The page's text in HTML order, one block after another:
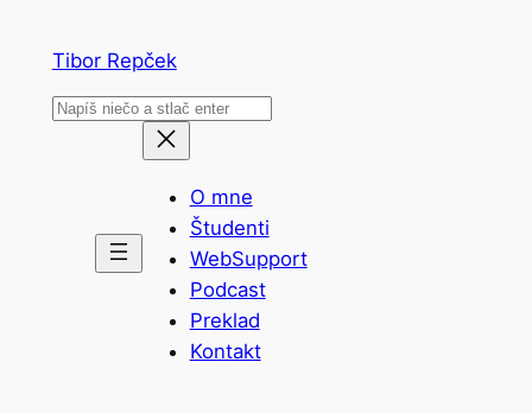
Tibor Repček
Hľadať
O mne
Študenti
WebSupport
Podcast
Preklad
Kontakt